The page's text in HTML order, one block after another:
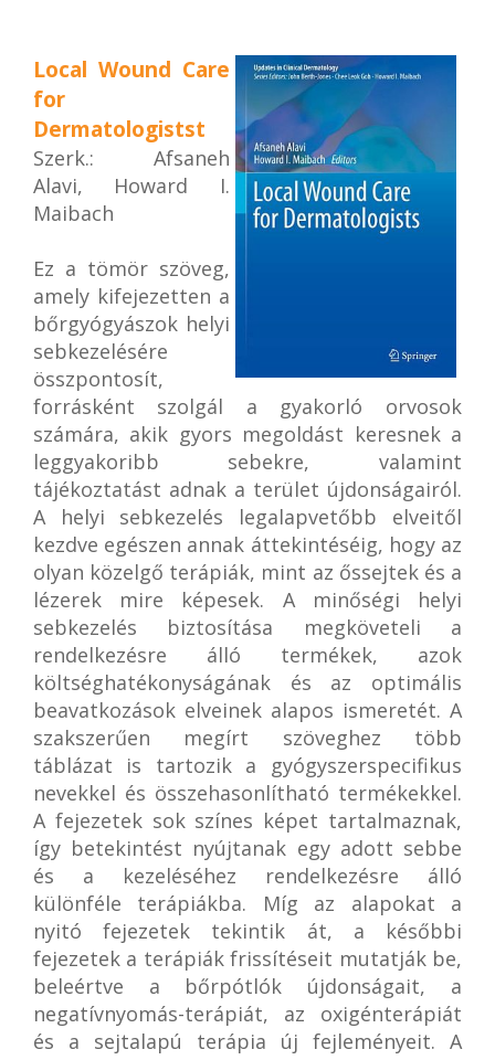
Local Wound Care
for
Dermatologistst
Szerk.: Afsaneh
Alavi, Howard I.
Maibach
Ez a tömör szöveg,
amely kifejezetten a
bőrgyógyászok helyi
sebkezelésére
összpontosít,
forrásként szolgál a gyakorló orvosok
számára, akik gyors megoldást keresnek a
leggyakoribb sebekre, valamint
tájékoztatást adnak a terület újdonságairól.
A helyi sebkezelés legalapvetőbb elveitől
kezdve egészen annak áttekintéséig, hogy az
olyan közelgő terápiák, mint az őssejtek és a
lézerek mire képesek. A minőségi helyi
sebkezelés biztosítása megköveteli a
rendelkezésre álló termékek, azok
költséghatékonyságának és az optimális
beavatkozások elveinek alapos ismeretét. A
szakszerűen megírt szöveghez több
táblázat is tartozik a gyógyszerspecifikus
nevekkel és összehasonlítható termékekkel.
A fejezetek sok színes képet tartalmaznak,
így betekintést nyújtanak egy adott sebbe
és a kezeléséhez rendelkezésre álló
különféle terápiákba. Míg az alapokat a
nyitó fejezetek tekintik át, a későbbi
fejezetek a terápiák frissítéseit mutatják be,
beleértve a bőrpótlók újdonságait, a
negatívnyomás-terápiát, az oxigénterápiát
és a sejtalapú terápia új fejleményeit. A